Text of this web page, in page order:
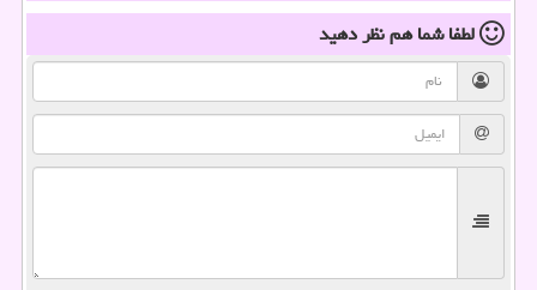
لطفا شما همنظر دهید